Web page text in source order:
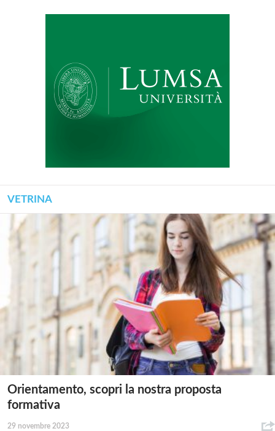
VETRINA
Orientamento, scopri la nostra proposta
formativa
29 novembre 2023